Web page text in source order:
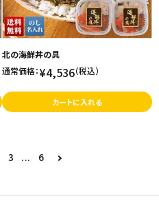
北の海鮮丼の具
通常価格：¥4,536（税込）
カートに入れる
3 ... 6